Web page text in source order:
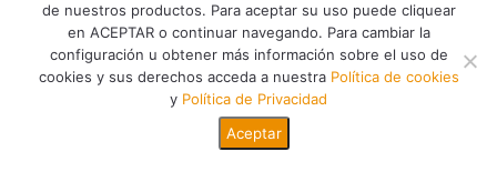
Términos y Condiciones de Uso
Política de Cookies
de nuestros productos. Para aceptar su uso puede cliquear
en ACEPTAR o continuar navegando. Para cambiar la
configuración u obtener más información sobre el uso de
cookies y sus derechos acceda a nuestra Política de cookies
y Política de Privacidad
Aceptar